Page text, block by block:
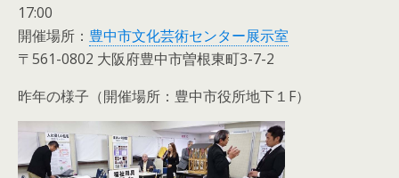
17:00
開催場所： 豊中市文化芸術センター展示室
〒561-0802 大阪府豊中市曽根東町3-7-2
昨年の様子（開催場所：豊中市役所地下１F）